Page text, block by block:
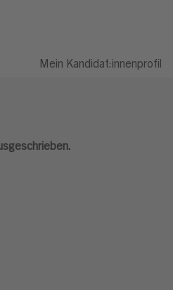
Mein Kandidat:innenprofil